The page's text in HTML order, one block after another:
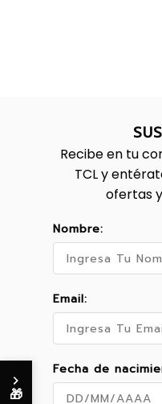
Recibe en tu
TCL y
ofertas
Nombre:
Email:
Fecha de
🎁